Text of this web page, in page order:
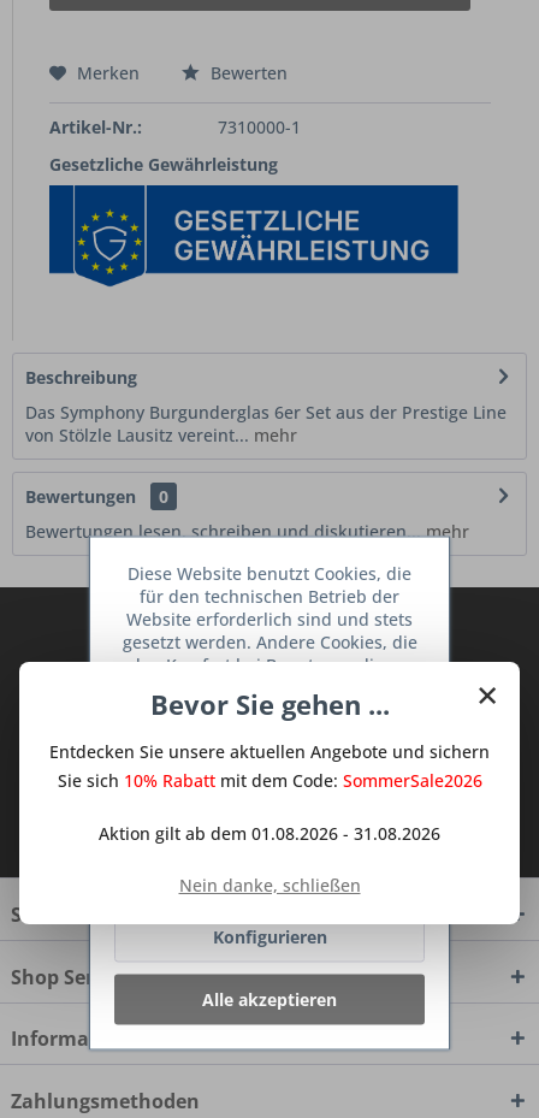
Merken Bewerten
Artikel-Nr.:
7310000-1
Gesetzliche Gewährleistung
Beschreibung
Das Symphony Burgunderglas 6er Set aus der Prestige Line
von Stölzle Lausitz vereint... mehr
Bewertungen
0
Bewertungen lesen, schreiben und diskutieren...mehr
Abonnieren Sie den kostenlosen Deine
TraumKüche Newsletter und verpassen
dem Traum Küchen - Shop.
zur Kenntnis genommen.
Service Hotline
Shop Service
Informationen
Zahlungsmethoden
×
Bevor Sie gehen ...
Entdecken Sie unsere aktuellen Angebote und sichern
Sie sich 10% Rabattmit dem Code: SommerSale2026
Aktion gilt ab dem 01.08.2026 - 31.08.2026
Nein danke, schließen
Diese Website benutzt Cookies, die
für den technischen Betrieb der
Website erforderlich sind und stets
gesetzt werden. Andere Cookies, die
den Komfort bei Benutzung dieser
dienen oder die Interaktion mit
Netzwerken vereinfachen sollen,
werden nur mit Ihrer Zustimmung
Ablehnen
Konfigurieren
Alle akzeptieren